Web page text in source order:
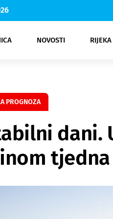
NOVOSTI
Rijeka Opatija
NK
Moda
Kultura
PROGNOZA
dani.